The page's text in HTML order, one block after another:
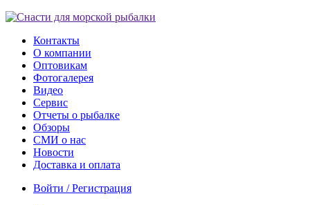
Контакты
О компании
Оптовикам
Фотогалерея
Видео
Сервис
Отчеты о рыбалке
Обзоры
СМИ о нас
Новости
Доставка и оплата
Войти / Регистрация